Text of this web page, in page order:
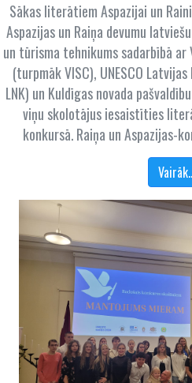
Sākas literātiem Aspazijai un
Aspazijas un Raiņa devumu
un tūrisma tehnikums sadarbībā
(turpmāk VISC), UNESCO
LNK) un Kuldīgas novada
viņu skolotājus iesaistīties
konkursā. Raiņa un Aspazijas-